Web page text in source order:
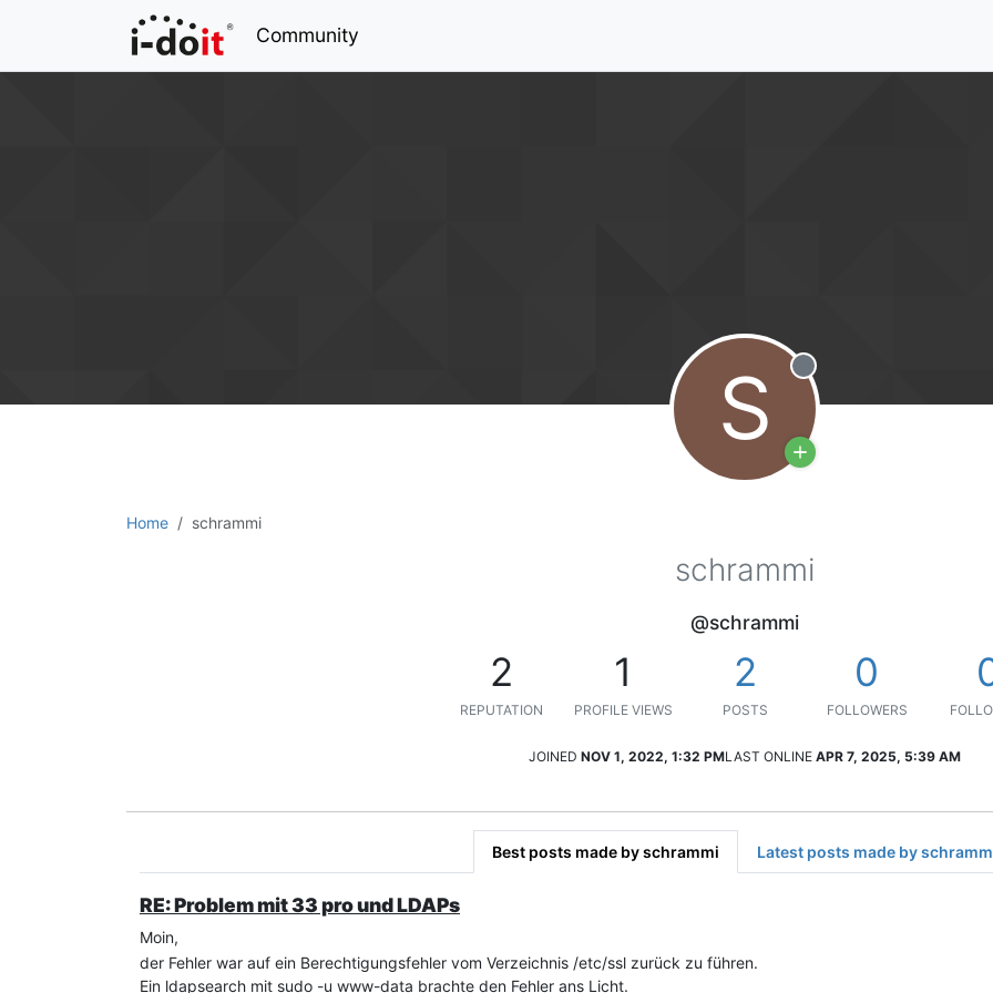
Community
S Offline
Home schrammi
schrammi
@schrammi
2
REPUTATION
1
PROFILE VIEWS
2
POSTS
0
FOLLOWERS
JOINED NOV 1, 2022, 1:32 PMLAST ONLINE APR 7, 2025, 5:39 AM
Best posts made by schrammi Latest posts made by
RE: Problem mit 33 pro und LDAPs
Moin,
der Fehler war auf ein Berechtigungsfehler vom Verzeichnis /etc/ssl zurück zu führen.
Ein ldapsearch mit sudo -u www-data brachte den Fehler ans Licht.